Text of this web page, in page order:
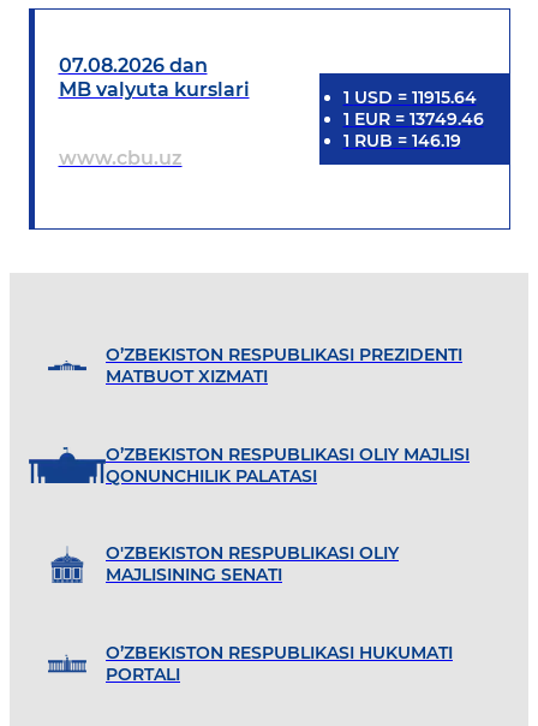
07.08.2026 dan
MB valyuta kurslari
www.cbu.uz
1 USD = 11915.64
1 EUR= 13749.46
1 RUB = 146.19
O’ZBEKISTON RESPUBLIKASI PREZIDENTI
MATBUOT XIZMATI
O’ZBEKISTON RESPUBLIKASI OLIY MAJLISI
QONUNCHILIK PALATASI
O'ZBEKISTON RESPUBLIKASI OLIY
MAJLISINING SENATI
O’ZBEKISTON RESPUBLIKASI HUKUMATI
PORTALI